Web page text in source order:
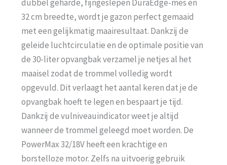
dubbel geharde, fijngeslepen DuraEdge-mes en
32 cm breedte, wordt je gazon perfect gemaaid
met een gelijkmatig maairesultaat. Dankzij de
geleide luchtcirculatie en de optimale positie van
de 30-liter opvangbak verzamel je netjes al het
maaisel zodat de trommel volledig wordt
opgevuld. Dit verlaagt het aantal keren dat je de
opvangbak hoeft te legen en bespaart je tijd.
Dankzij de vulniveauindicator weet je altijd
wanneer de trommel geleegd moet worden. De
PowerMax 32/18V heeft een krachtige en
borstelloze motor. Zelfs na uitvoerig gebruik